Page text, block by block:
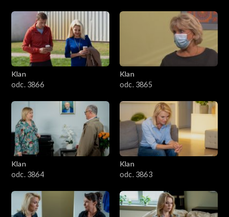
Klan
odc. 3866
Klan
odc. 3865
Klan
odc. 3864
Klan
odc. 3863